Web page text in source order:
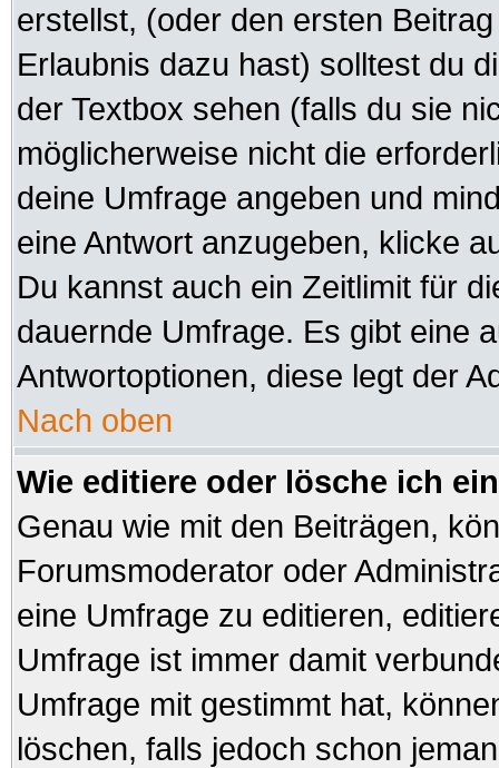
erstellst, (oder den ersten
Erlaubnis dazu hast) solltest du
der Textbox sehen (falls du sie
möglicherweise nicht die
deine Umfrage angeben und
eine Antwort anzugeben, klicke
Du kannst auch ein Zeitlimit für
dauernde Umfrage. Es gibt eine
Antwortoptionen, diese legt der
Nach oben
Wie editiere oder lösche ich
Genau wie mit den Beiträgen,
Forumsmoderator oder
eine Umfrage zu editieren,
Umfrage ist immer damit
Umfrage mit gestimmt hat,
löschen, falls jedoch schon